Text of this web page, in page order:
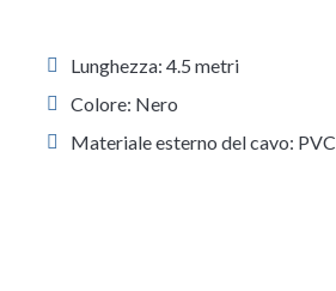
Lunghezza: 4.5 metri
Colore: Nero
Materiale esterno del cavo: PVC